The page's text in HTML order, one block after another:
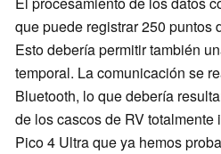
que puede registrar 250 puntos
Esto debería permitir también
temporal. La comunicación se
Bluetooth, lo que debería
de los cascos de RV totalmente
Pico 4 Ultra que ya hemos